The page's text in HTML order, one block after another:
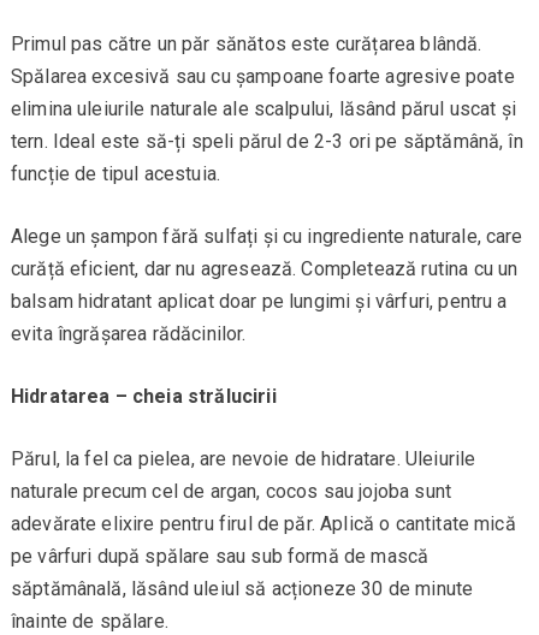
Primul pas către un păr sănătos este curățarea blândă.
Spălarea excesivă sau cu șampoane foarte agresive poate
elimina uleiurile naturale ale scalpului, lăsând părul uscat și
tern. Ideal este să-ți speli părul de 2-3 ori pe săptămână, în
funcție de tipul acestuia.
Alege un șampon fără sulfați și cu ingrediente naturale, care
curăță eficient, dar nu agresează. Completează rutina cu un
balsam hidratant aplicat doar pe lungimi și vârfuri, pentru a
evita îngrășarea rădăcinilor.
Hidratarea – cheia strălucirii
Părul, la fel ca pielea, are nevoie de hidratare. Uleiurile
naturale precum cel de argan, cocos sau jojoba sunt
adevărate elixire pentru firul de păr. Aplică o cantitate mică
pe vârfuri după spălare sau sub formă de mască
săptămânală, lăsând uleiul să acționeze 30 de minute
înainte de spălare.